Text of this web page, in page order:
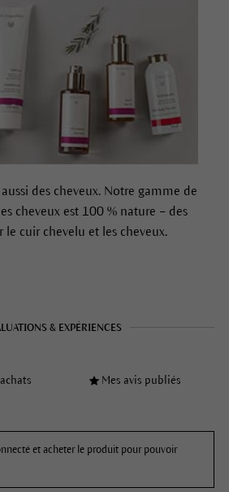
des cheveux. Notre gamme de
cheveux est 100 % nature – des
le cuir chevelu et les cheveux.
& EXPÉRIENCES
Mes avis publiés
et acheter le produit pour pouvoir